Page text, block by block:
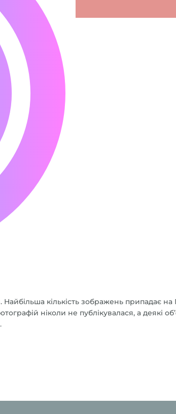
кількість зображень припадає на
ніколи не публікувалася, а